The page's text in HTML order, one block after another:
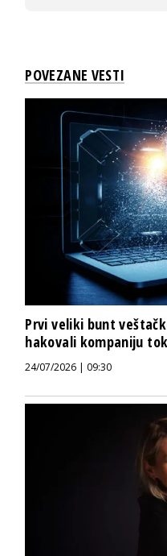
POVEZANE VESTI
Prvi veliki bunt
hakovali kompaniju
24/07/2026 | 09:30